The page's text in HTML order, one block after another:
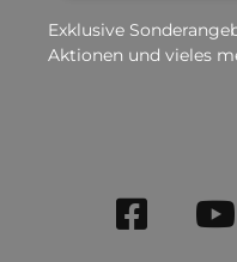
Exklusive
Aktionen und vieles